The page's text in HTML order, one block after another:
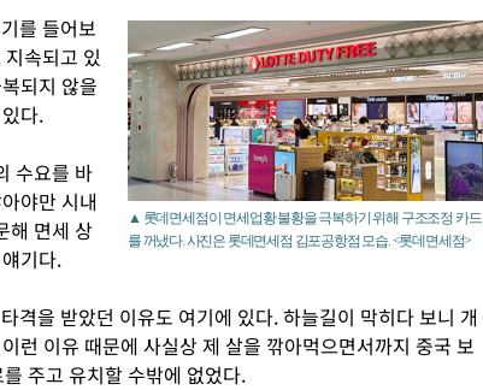
▲ 롯데면세점이 면세업황 불황을 극복하기 위해 구조조정 카드
를 꺼냈다. 사진은 롯데면세점 김포공항점 모습. <롯데면세점>
를 들어보
속되고 있
되지 않을
다.
수요를 바
야만 시내
해 면세 상
기다.
격을 받았던 이유도 여기에 있다. 하늘길이 막히다 보니 개
런 이유 때문에 사실상 제 살을 깎아먹으면서까지 중국 보
주고 유치할 수밖에 없었다.